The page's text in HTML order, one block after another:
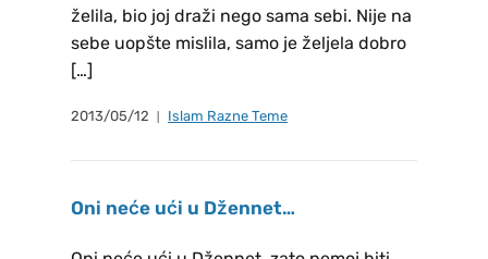
želila, bio joj draži nego sama sebi. Nije na
sebe uopšte mislila, samo je željela dobro
[…]
2013/05/12 Islam Razne Teme
Oni neće ući u Džennet…